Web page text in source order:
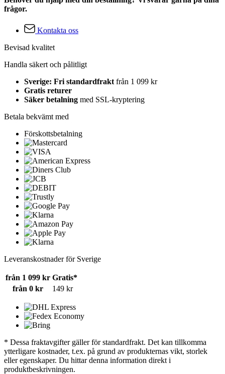
frågor.
Kontakta oss
Bevisad kvalitet
Handla säkert och pålitligt
Sverige: Fri standardfrakt från 1 099 kr
Gratis returer
Säker betalning med SSL-kryptering
Betala bekvämt med
Förskottsbetalning
Leveranskostnader för Sverige
från 1 099 kr Gratis*
från 0 kr
149 kr
* Dessa fraktavgifter gäller för standardfrakt. Det kan tillkomma
ytterligare kostnader, t.ex. på grund av produkternas vikt, storlek
eller egenskaper. Du hittar denna information direkt i
produktbeskrivningen.